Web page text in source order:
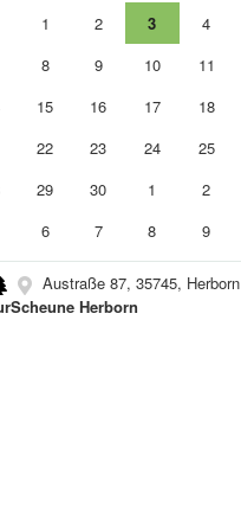
1 2 3 4
8 9 10 11
15 16 17 18
22 23 24 25
29 30 1 2
6 7 8 9
Austraße 87, 35745, Herborn
Herborn